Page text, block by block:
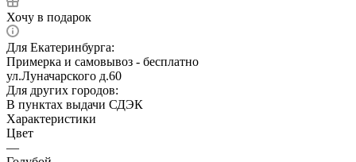
Хочу в подарок
Для Екатеринбурга:
Примерка и самовывоз - бесплатно
ул.Луначарского д.60
Для других городов:
В пунктах выдачи СДЭК
Характеристики
Цвет
—